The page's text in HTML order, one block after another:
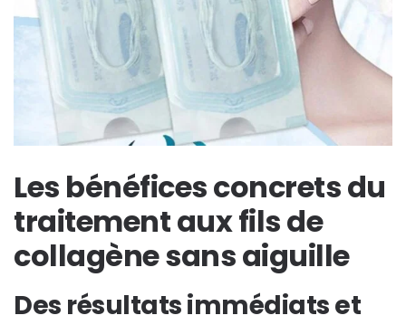
Les bénéfices concrets du
traitement aux fils de
collagène sans aiguille
Des résultats immédiats et